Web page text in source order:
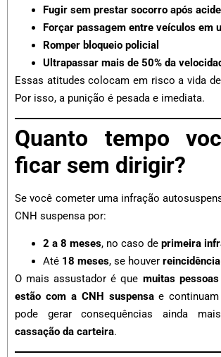
Fugir sem prestar socorro após
Forçar passagem entre veículos em
Romper bloqueio policial
Ultrapassar mais de 50% da
Essas atitudes colocam em risco a vida
Por isso, a punição é pesada e imediata.
Quanto tempo
ficar sem dirigir?
Se você cometer uma infração
CNH suspensa por:
2 a 8 meses, no caso de primeira
Até 18 meses, se houver reincidência
O mais assustador é que muitas
estão com a CNH suspensae continuam
pode gerar consequências ainda
cassação da carteira.